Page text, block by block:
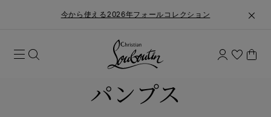
今から使える2026年フォールコレクション
パンプス